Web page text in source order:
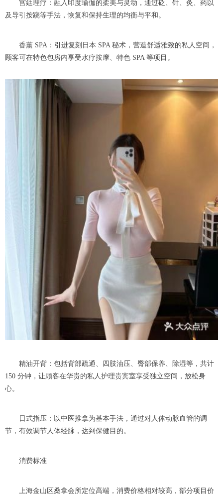
宫廷理疗：融入印度瑜伽的柔美与灵动，通过砭、针、灸、药以
及导引按跷等手法，恢复和保持生理的均衡与平和。
香薰 SPA：引进复刻日本 SPA 秘术，营造舒适雅致的私人空间，
顾客可在特色包房内享受水疗按摩、特色 SPA 等项目。
精油开背：包括背部疏通、四肢油压、臀部保养、除湿等，共计
150 分钟，让顾客在华贵的私人护理贵宾室享受独立空间，放松身
心。
日式指压：以中医推拿为基本手法，通过对人体动脉血管的调
节，有效调节人体经脉，达到保健目的。
消费标准
上海金山区桑拿会所定位高端，消费价格相对较高，部分项目价